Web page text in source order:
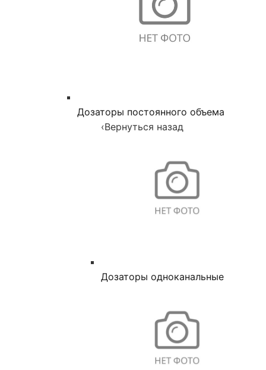
Дозаторы постоянного объема
‹Вернуться назад
Дозаторы одноканальные